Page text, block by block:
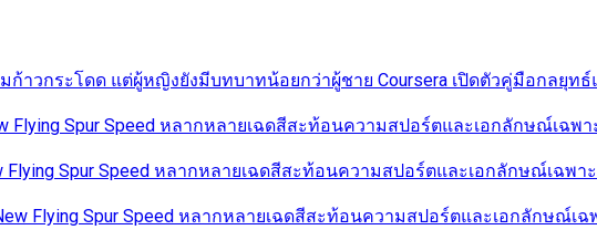
มก้าวกระโดด แต่ผู้หญิงยังมีบทบาทน้อยกว่าผู้ชาย Coursera เปิดตัวคู่มือกลยุท
Flying Spur Speed หลากหลายเฉดสีสะท้อนความสปอร์ตและเอกลักษณ์เฉพา
Flying Spur Speed หลากหลายเฉดสีสะท้อนความสปอร์ตและเอกลักษณ์เฉพา
Flying Spur Speed หลากหลายเฉดสีสะท้อนความสปอร์ตและเอกลักษณ์เฉ